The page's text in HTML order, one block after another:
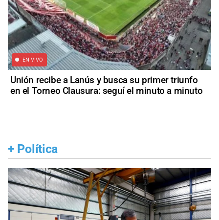
EN VIVO
Unión recibe a Lanús y busca su primer triunfo
en el Torneo Clausura: seguí el minuto a minuto
+ Política